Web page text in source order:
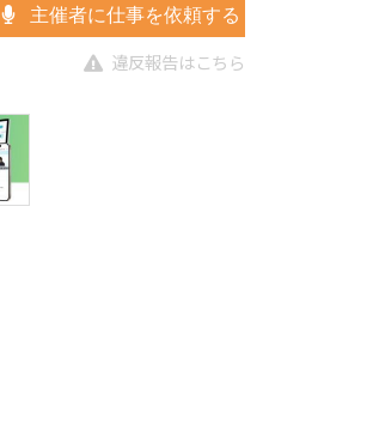
主催者に仕事を依頼する
違反報告はこちら